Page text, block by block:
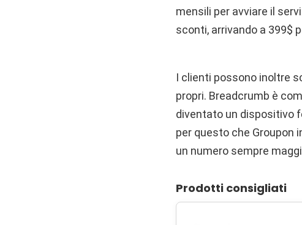
mensili per avviare il
sconti, arrivando a 399$
I clienti possono inoltre
propri. Breadcrumb è
diventato un dispositivo
per questo che Groupon
un numero sempre
Prodotti consigliati